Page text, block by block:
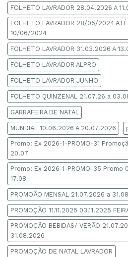
FOLHETO LAVRADOR 28.04.2026 A
FOLHETO LAVRADOR 28/05/2024 ATÉ
10/06/2024
FOLHETO LAVRADOR 31.03.2026 A
FOLHETO LAVRADOR ALPRO
FOLHETO LAVRADOR JUNHO
FOLHETO QUINZENAL 21.07.26 a
GARRAFEIRA DE NATAL
MUNDIAL 10.06.2026 A 20.07.2026
Promo: Ex 2026-1-PROMO-31
20.07
Promo: Ex 2026-1-PROMO-35 Promo
17.08
PROMOÃO MENSAL 21.07.2026 a
PROMOÇÃO 11.11.2025 03.11.2025
PROMOÇÃO BEBIDAS/ VERÃO
31.08.2026
PROMOÇÃO DE NATAL LAVRADOR